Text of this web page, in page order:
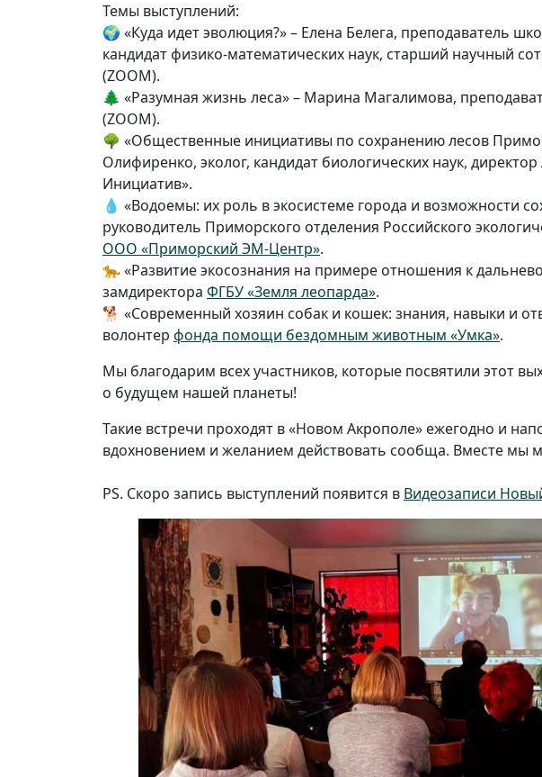
Темы выступлений:
🌍 «Куда идет эволюция?» – Елена Белега, преподаватель
кандидат физико-математических наук, старший научный
(ZOOM).
🌲 «Разумная жизнь леса» – Марина Магалимова,
(ZOOM).
🌳 «Общественные инициативы по сохранению лесов
Олифиренко, эколог, кандидат биологических наук,
Инициатив».
💧 «Водоемы: их роль в экосистеме города и возможности
руководитель Приморского отделения Российского
ООО «Приморский ЭМ-Центр».
🐆 «Развитие экосознания на примере отношения к
замдиректора ФГБУ «Земля леопарда».
🐕 «Современный хозяин собак и кошек: знания, навыки и
волонтер фонда помощи бездомным животным «Умка».
Мы благодарим всех участников, которые посвятили этот
о будущем нашей планеты!
Такие встречи проходят в «Новом Акрополе» ежегодно и
вдохновением и желанием действовать сообща. Вместе мы
PS. Скоро запись выступлений появится в Видеозаписи